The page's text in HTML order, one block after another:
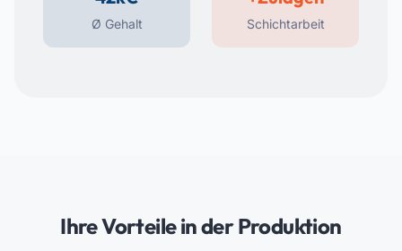
Ø Gehalt Schichtarbeit
Ihre Vorteile in der Produktion